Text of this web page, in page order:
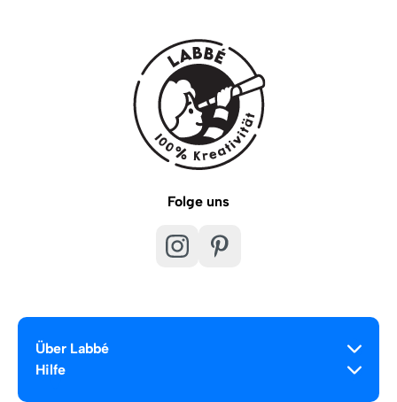
Folge uns
Über Labbé
Hilfe